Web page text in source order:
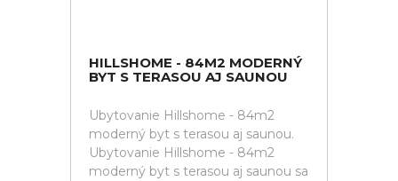
HILLSHOME - 84M2 MODERNÝ
BYT S TERASOU AJ SAUNOU
Ubytovanie Hillshome - 84m2
moderný byt s terasou aj saunou.
Ubytovanie Hillshome - 84m2
moderný byt s terasou aj saunou sa